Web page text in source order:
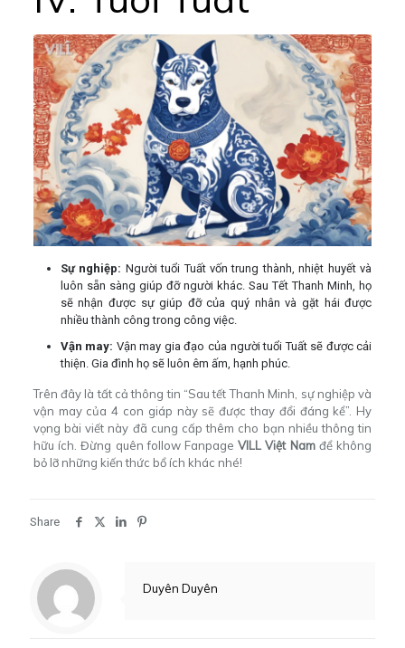
Sự nghiệp: Người tuổi Tuất vốn trung thành, nhiệt huyết và
luôn sẵn sàng giúp đỡ người khác. Sau Tết Thanh Minh, họ
sẽ nhận được sự giúp đỡ của quý nhân và gặt hái được
nhiều thành công trong công việc.
Vận may: Vận may gia đạo của người tuổi Tuất sẽ được cải
thiện. Gia đình họ sẽ luôn êm ấm, hạnh phúc.
Trên đây là tất cả thông tin “Sau tết Thanh Minh, sự nghiệp và
vận may của 4 con giáp này sẽ được thay đổi đáng kể”. Hy
vọng bài viết này đã cung cấp thêm cho bạn nhiều thông tin
hữu ích. Đừng quên follow FanpageVILL Việt Namđể không
bỏ lỡ những kiến thức bổ ích khác nhé!
Share
Duyên Duyên